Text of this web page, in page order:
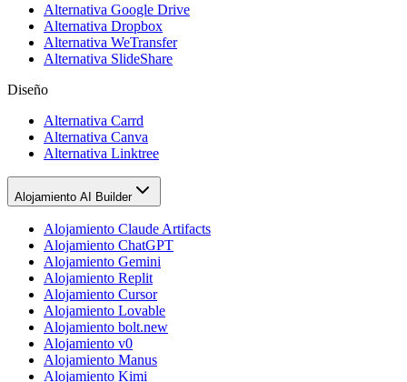
Alternativa Google Drive
Alternativa Dropbox
Alternativa WeTransfer
Alternativa SlideShare
Diseño
Alternativa Carrd
Alternativa Canva
Alternativa Linktree
Alojamiento AI Builder
Alojamiento Claude Artifacts
Alojamiento ChatGPT
Alojamiento Gemini
Alojamiento Replit
Alojamiento Cursor
Alojamiento Lovable
Alojamiento bolt.new
Alojamiento v0
Alojamiento Manus
Alojamiento Kimi